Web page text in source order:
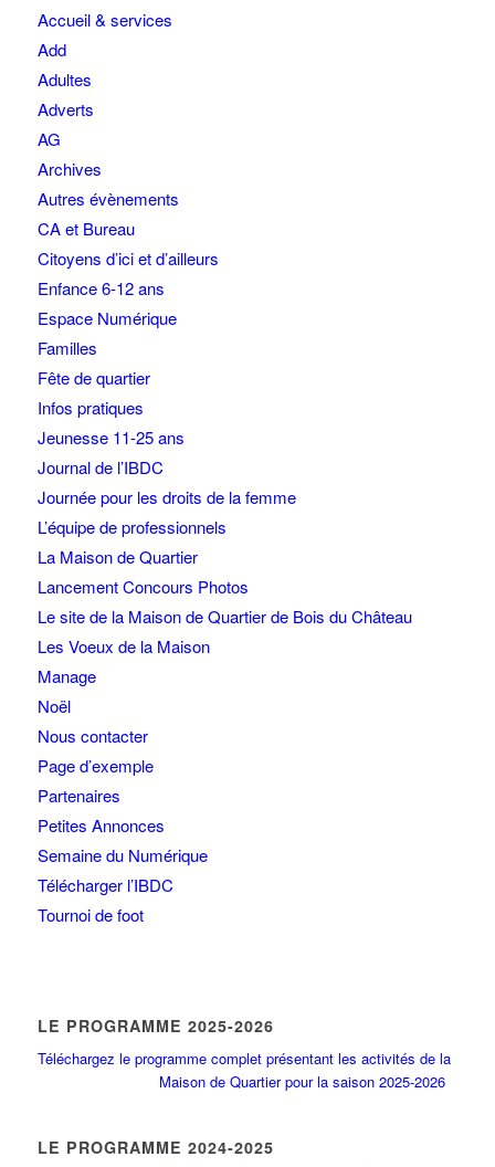
Accueil & services
Add
Adultes
Adverts
AG
Archives
Autres évènements
CA et Bureau
Citoyens d’ici et d’ailleurs
Enfance 6-12 ans
Espace Numérique
Familles
Fête de quartier
Infos pratiques
Jeunesse 11-25 ans
Journal de l’IBDC
Journée pour les droits de la femme
L’équipe de professionnels
La Maison de Quartier
Lancement Concours Photos
Le site de la Maison de Quartier de Bois du Château
Les Voeux de la Maison
Manage
Noël
Nous contacter
Page d’exemple
Partenaires
Petites Annonces
Semaine du Numérique
Télécharger l’IBDC
Tournoi de foot
LE PROGRAMME 2025-2026
Téléchargez le programme complet présentant les activités de la
Maison de Quartier pour la saison 2025-2026
LE PROGRAMME 2024-2025